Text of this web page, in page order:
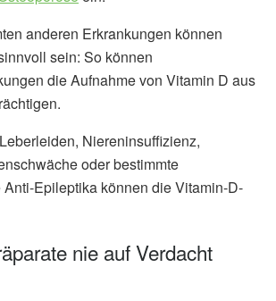
anderen Erkrankungen können
sein: So können
die Aufnahme von Vitamin D aus
Niereninsuffizienz,
oder bestimmte
Epileptika können die Vitamin-D-
nie auf Verdacht